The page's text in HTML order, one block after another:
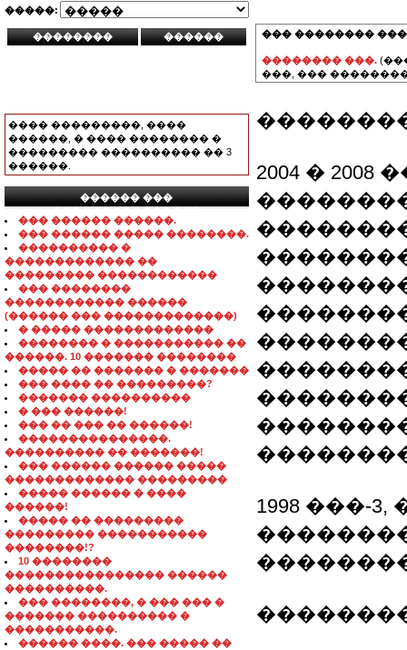
�����:
���� ���������, ����
������, � ���� �������� �
��������� ���������� �� 3
������.
������ ���
���������������
��� ������ ������.
��� ������ ����� ��������.
���������� �
������������� ��
��������� ������������
��� ��������
������������ ������
(������ ��� �������������)
� ����� �������������
�������� � ����������� ��
������. 10 ������� ��������
����� �� ������� � �������
��� ���� �� ���������?
������� ����������
� ��� ������!
��� �� ��� �� ������!
���������������.
���������� �� �������!
��� ������ ������ �����
������������� ���������
����� ������ � ����
������!
����� �� ���������
��������� �����������
��������!?
10 ��������
���������������� ������
����������.
��� ��������, � ��� ��� �
������� ���������� �
�����������.
������ ����. ��� ����� ��
��� ��������
�������� ���.
���, ���
2004 �
1998 ���-